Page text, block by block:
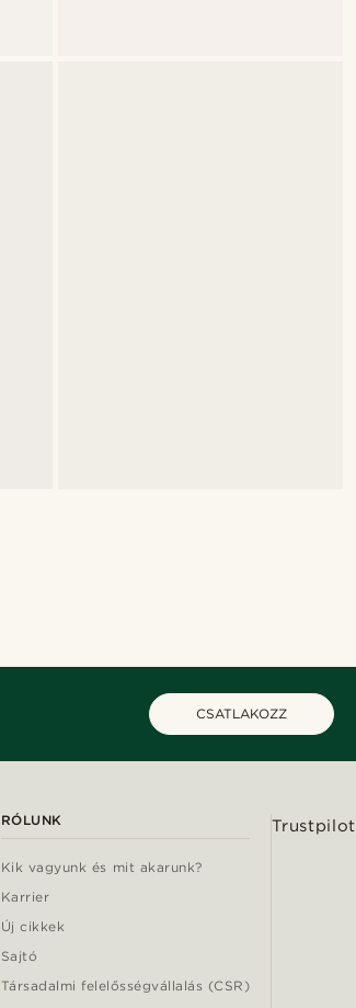
CSATLAKOZZ
RÓLUNK
Kik vagyunk és mit akarunk?
Karrier
Új cikkek
Sajtó
Társadalmi felelősségvállalás (CSR)
Trustpilot